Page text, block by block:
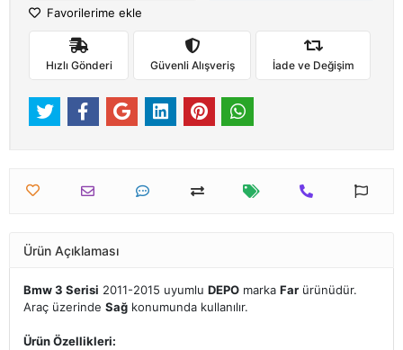
Favorilerime ekle
Hızlı Gönderi Güvenli Alışveriş İade ve Değişim
Ürün Açıklaması
Bmw 3 Serisi 2011-2015 uyumlu DEPO marka Far ürünüdür.
Araç üzerinde Sağ konumunda kullanılır.
Ürün Özellikleri: